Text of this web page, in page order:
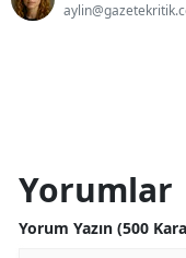
Yorumlar
Yorum Yazın (500